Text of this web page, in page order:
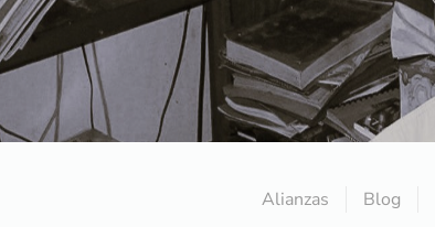
Alianzas Blog